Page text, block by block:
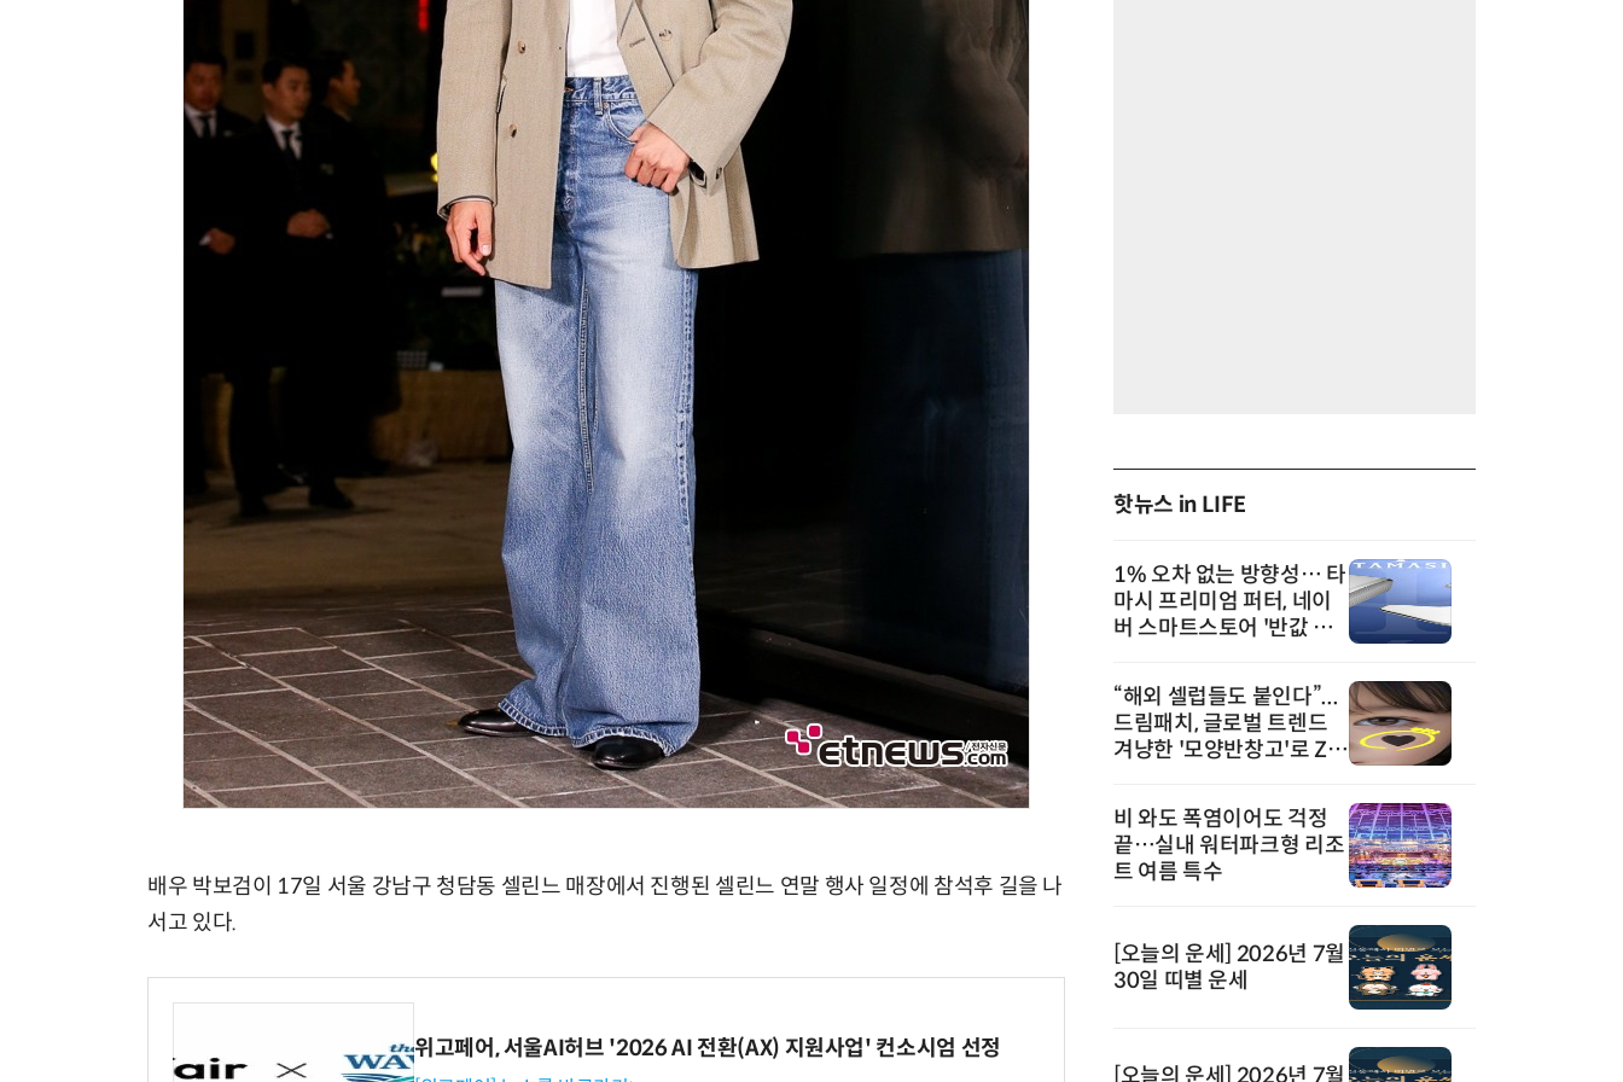
배우 박보검이 17일 서울 강남구 청담동 셀린느 매장에서 진행된 셀린느 연말 행사 일정에 참석후 길을 나
서고 있다.
위고페어, 서울AI허브 '2026 AI 전환(AX) 지원사업' 컨소시엄 선정
핫뉴스 in LIFE
1% 오차 없는 방향성… 타
마시 프리미엄 퍼터, 네이
버 스마트스토어 '반값 할
“해외 셀럽들도 붙인다”...
드림패치, 글로벌 트렌드
겨냥한 '모양반창고'로 Z세
비 와도 폭염이어도 걱정
끝…실내 워터파크형 리조
트 여름 특수
[오늘의 운세] 2026년 7월
30일 띠별 운세
[오늘의 운세] 2026년 7월